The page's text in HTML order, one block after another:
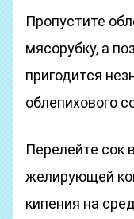
Пропустите
мясорубку, а
пригодится
облепихового
Перелейте сок
желирующей
кипения на